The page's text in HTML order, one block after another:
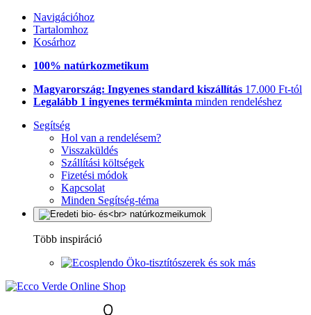
Navigációhoz
Tartalomhoz
Kosárhoz
100% natúrkozmetikum
Magyarország: Ingyenes standard kiszállítás 17.000 Ft-tól
Legalább 1 ingyenes termékminta minden rendeléshez
Segítség
Hol van a rendelésem?
Visszaküldés
Szállítási költségek
Fizetési módok
Kapcsolat
Minden Segítség-téma
Több inspiráció
Öko-tisztítószerek és sok más